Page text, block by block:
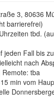
3, 80636
barrierefrei)
tbd.
jeden Fall bis
nach
Remote: tba
min vom